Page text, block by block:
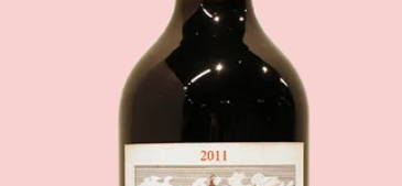
CHATELDON, VODA PERLIVÁ